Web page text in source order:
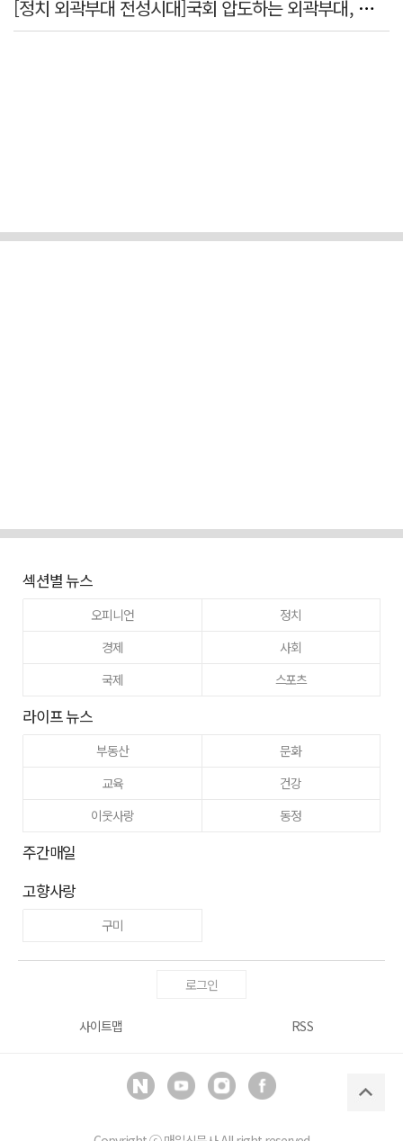
[정치 외곽부대 전성시대]국회 압도하는 외곽부대, 목소리 왜 커지나?
섹션별 뉴스
오피니언
정치
경제
사회
국제
스포츠
라이프 뉴스
부동산
문화
교육
건강
이웃사랑
동정
주간매일
고향사랑
구미
로그인
사이트맵 RSS